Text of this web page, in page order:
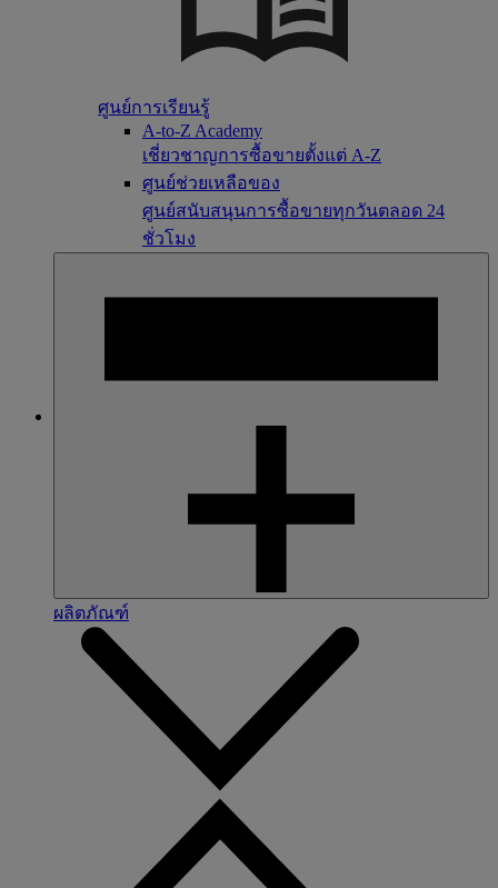
ศูนย์การเรียนรู้
A-to-Z Academy
เชี่ยวชาญการซื้อขายตั้งแต่ A-Z
ศูนย์ช่วยเหลือของ
ศูนย์สนับสนุนการซื้อขายทุกวันตลอด 24
ชั่วโมง
ผลิตภัณฑ์